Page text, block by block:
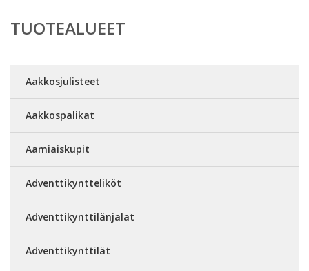
TUOTEALUEET
Aakkosjulisteet
Aakkospalikat
Aamiaiskupit
Adventtikyntteliköt
Adventtikynttilänjalat
Adventtikynttilät